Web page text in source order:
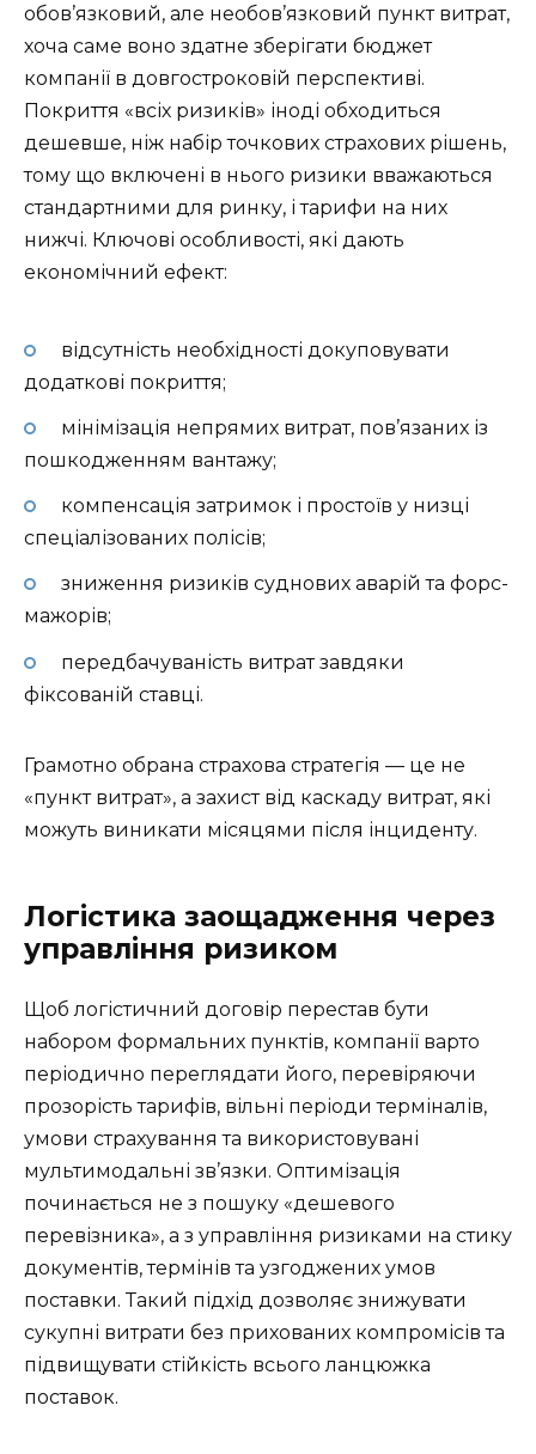
обов’язковий, але необов’язковий пункт витрат,
хоча саме воно здатне зберігати бюджет
компанії в довгостроковій перспективі.
Покриття «всіх ризиків» іноді обходиться
дешевше, ніж набір точкових страхових рішень,
тому що включені в нього ризики вважаються
стандартними для ринку, і тарифи на них
нижчі. Ключові особливості, які дають
економічний ефект:
відсутність необхідності докуповувати
додаткові покриття;
мінімізація непрямих витрат, пов’язаних із
пошкодженням вантажу;
компенсація затримок і простоїв у низці
спеціалізованих полісів;
зниження ризиків суднових аварій та форс-
мажорів;
передбачуваність витрат завдяки
фіксованій ставці.
Грамотно обрана страхова стратегія — це не
«пункт витрат», а захист від каскаду витрат, які
можуть виникати місяцями після інциденту.
Логістика заощадження через
управління ризиком
Щоб логістичний договір перестав бути
набором формальних пунктів, компанії варто
періодично переглядати його, перевіряючи
прозорість тарифів, вільні періоди терміналів,
умови страхування та використовувані
мультимодальні зв’язки. Оптимізація
починається не з пошуку «дешевого
перевізника», а з управління ризиками на стику
документів, термінів та узгоджених умов
поставки. Такий підхід дозволяє знижувати
сукупні витрати без прихованих компромісів та
підвищувати стійкість всього ланцюжка
поставок.